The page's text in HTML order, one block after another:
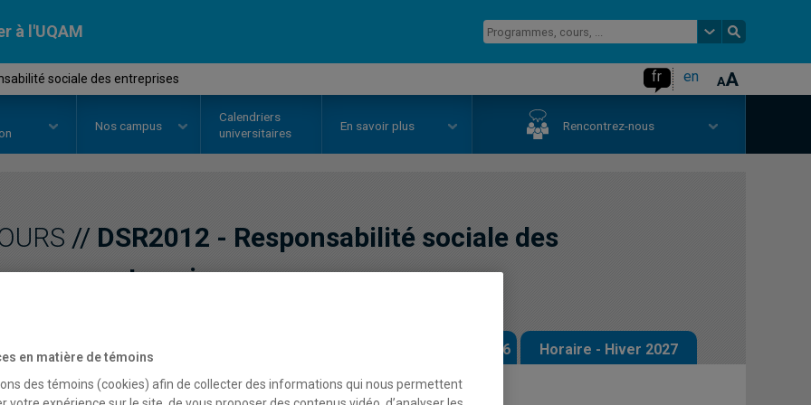
à l'UQAM
sociale des entreprises fr en
Nos campus
Calendriers
universitaires
En savoir plus Rencontrez-nous
// DSR2012 - Responsabilité sociale des
entreprises
Description Horaire - Automne 2026 Horaire - Hiver 2027
en matière de témoins
des témoins (cookies) afin de collecter des informations qui nous permettent